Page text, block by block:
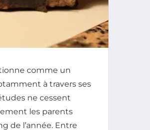
comme un
à travers ses
ne cessent
les parents
de l’année. Entre